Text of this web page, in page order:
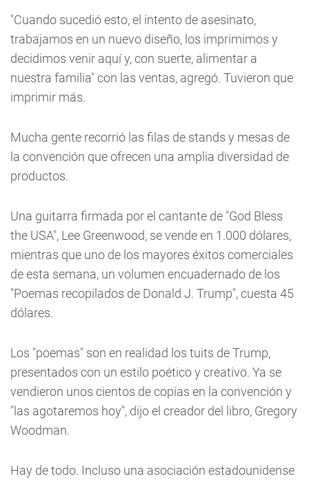
"Cuando sucedió esto, el intento de asesinato,
trabajamos en un nuevo diseño, los imprimimos y
decidimos venir aquí y, con suerte, alimentar a
nuestra familia" con las ventas, agregó. Tuvieron que
imprimir más.
Mucha gente recorrió las filas de stands y mesas de
la convención que ofrecen una amplia diversidad de
productos.
Una guitarra firmada por el cantante de "God Bless
the USA", Lee Greenwood, se vende en 1.000 dólares,
mientras que uno de los mayores éxitos comerciales
de esta semana, un volumen encuadernado de los
"Poemas recopilados de Donald J. Trump", cuesta 45
dólares.
Los "poemas" son en realidad los tuits de Trump,
presentados con un estilo poético y creativo. Ya se
vendieron unos cientos de copias en la convención y
"las agotaremos hoy", dijo el creador del libro, Gregory
Woodman.
Hay de todo. Incluso una asociación estadounidense